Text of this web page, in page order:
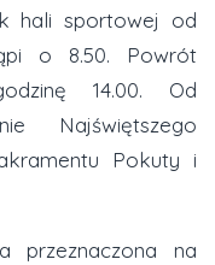
hali sportowej od
o 8.50. Powrót
14.00. Od
Najświętszego
Pokuty i
przeznaczona na